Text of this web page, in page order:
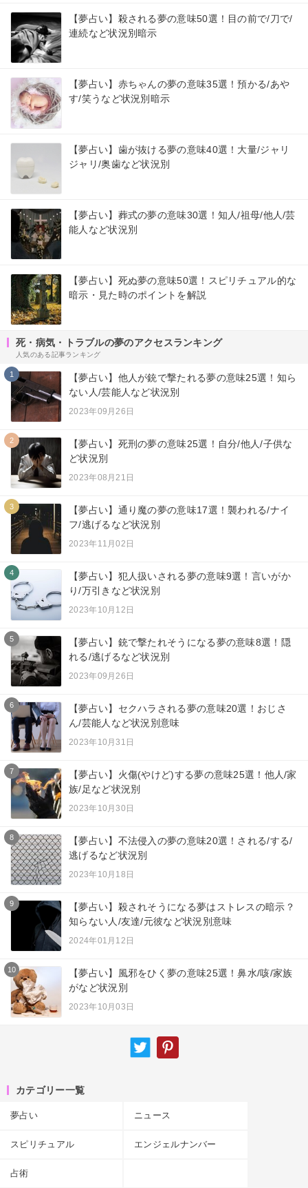
【夢占い】殺される夢の意味50選！目の前で/刀で/
連続など状況別暗示
【夢占い】赤ちゃんの夢の意味35選！預かる/あや
す/笑うなど状況別暗示
【夢占い】歯が抜ける夢の意味40選！大量/ジャリ
ジャリ/奥歯など状況別
【夢占い】葬式の夢の意味30選！知人/祖母/他人/芸
能人など状況別
【夢占い】死ぬ夢の意味50選！スピリチュアル的な
暗示・見た時のポイントを解説
死・病気・トラブルの夢のアクセスランキング
人気のある記事ランキング
1
【夢占い】他人が銃で撃たれる夢の意味25選！知ら
ない人/芸能人など状況別
2023年09月26日
2
【夢占い】死刑の夢の意味25選！自分/他人/子供な
ど状況別
2023年08月21日
3
【夢占い】通り魔の夢の意味17選！襲われる/ナイ
フ/逃げるなど状況別
2023年11月02日
4
【夢占い】犯人扱いされる夢の意味9選！言いがか
り/万引きなど状況別
2023年10月12日
5
【夢占い】銃で撃たれそうになる夢の意味8選！隠
れる/逃げるなど状況別
2023年09月26日
6
【夢占い】セクハラされる夢の意味20選！おじさ
ん/芸能人など状況別意味
2023年10月31日
7
【夢占い】火傷(やけど)する夢の意味25選！他人/家
族/足など状況別
2023年10月30日
8
【夢占い】不法侵入の夢の意味20選！される/する/
逃げるなど状況別
2023年10月18日
9
【夢占い】殺されそうになる夢はストレスの暗示？
知らない人/友達/元彼など状況別意味
2024年01月12日
10
【夢占い】風邪をひく夢の意味25選！鼻水/咳/家族
がなど状況別
2023年10月03日
カテゴリー一覧
夢占い ニュース
スピリチュアル エンジェルナンバー
占術